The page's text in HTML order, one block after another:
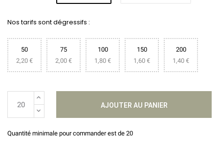
Nos tarifs sont dégressifs :
50
2,20 €
75
2,00 €
100
1,80 €
150
1,60 €
200
1,40 €
AJOUTER AU PANIER
Quantité minimale pour commander est de 20